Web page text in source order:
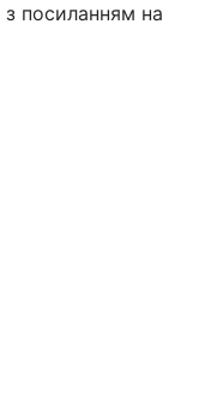
з посиланням на